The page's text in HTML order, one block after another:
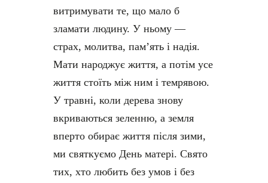
витримувати те, що мало б
зламати людину. У ньому —
страх, молитва, пам’ять і надія.
Мати народжує життя, а потім усе
життя стоїть між ним і темрявою.
У травні, коли дерева знову
вкриваються зеленню, а земля
вперто обирає життя після зими,
ми святкуємо День матері. Свято
тих, хто любить без умов і без